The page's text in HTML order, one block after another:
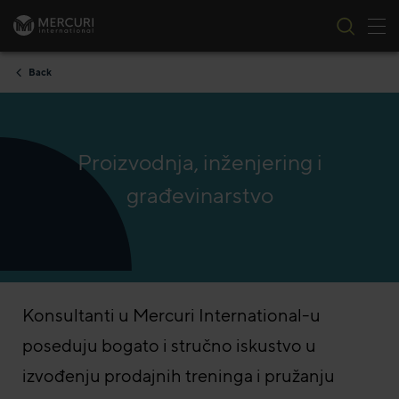
Skip to content
Back
Proizvodnja, inženjering i
građevinarstvo
Konsultanti u Mercuri International-u
poseduju bogato i stručno iskustvo u
izvođenju prodajnih treninga i pružanju